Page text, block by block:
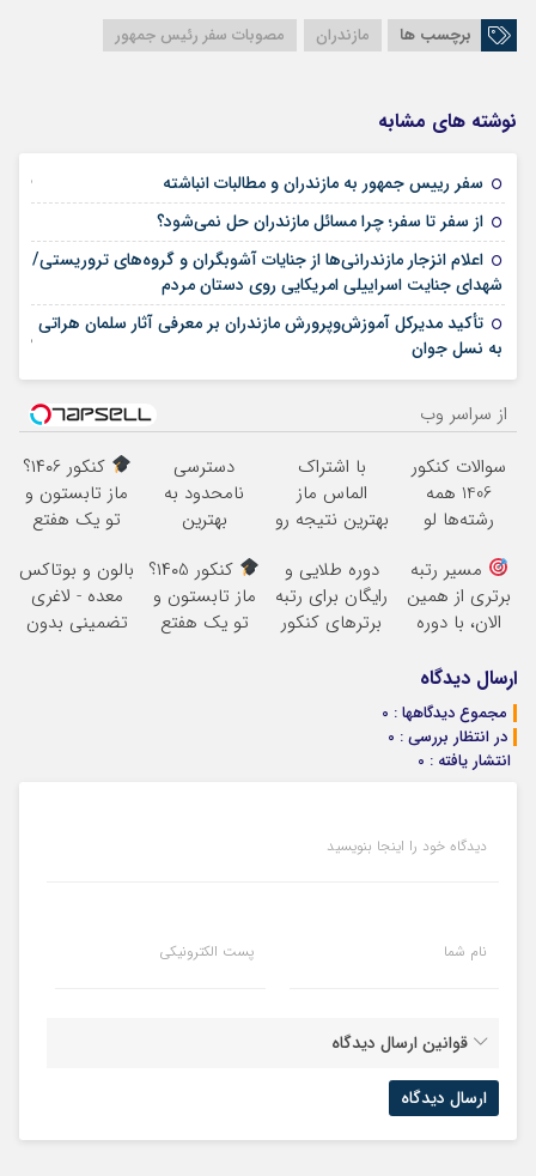
برچسب ها مازندران مصوبات سفر رئیس جمهور
نوشته های مشابه
سفر رییس جمهور به مازندران و مطالبات انباشته 25 فوریه 2026
از سفر تا سفر؛ چرا مسائل مازندران حل نمی‌شود؟
اعلام انزجار مازندرانی‌ها از جنایات آشوبگران و گروه‌های تروریستی/
شهدای جنایت اسراییلی امریکایی روی دستان مردم
تأکید مدیرکل آموزش‌وپرورش مازندران بر معرفی آثار سلمان هراتی
به نسل جوان
02 نوامبر 2025
از سراسر وب
سوالات کنکور
1406 همه
رشته‌ها لو
با اشتراک
الماس ماز
بهترین نتیجه رو
دسترسی
نامحدود به
بهترین
کنکور
کنکور ۱۴۰6؟
ماز تابستون و
تو یک هفتع
مسیر رتبه
برتری از همین
الان، با دوره
میشه!
دوره طلایی و
رایگان برای رتبه
برترهای کنکور
کنکور ۱۴۰5؟
ماز تابستون و
تو یک هفتع
بالون و بوتاکس
معده - لاغری
تضمینی بدون
ارسال دیدگاه
مجموع دیدگاهها : 0
در انتظار بررسی : 0
انتشار یافته : 0
دیدگاه خود را اینجا بنویسید
نام شما پست الکترونیکی
قوانین ارسال دیدگاه